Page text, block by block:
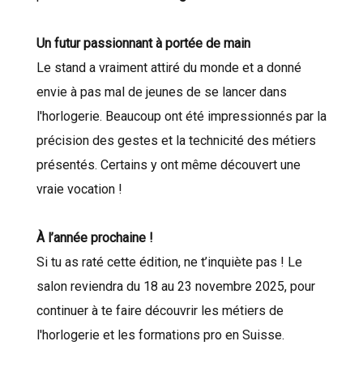
Un futur passionnant à portée de main
Le stand a vraiment attiré du monde et a donné
envie à pas mal de jeunes de se lancer dans
l'horlogerie. Beaucoup ont été impressionnés par la
précision des gestes et la technicité des métiers
présentés. Certains y ont même découvert une
vraie vocation !
À l’année prochaine !
Si tu as raté cette édition, ne t’inquiète pas ! Le
salon reviendra du 18 au 23 novembre 2025, pour
continuer à te faire découvrir les métiers de
l'horlogerie et les formations pro en Suisse.